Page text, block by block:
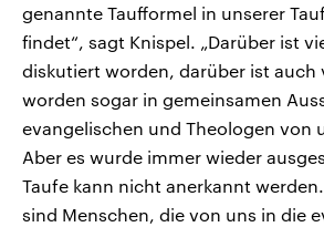
genannte Taufformel in unserer
findet“, sagt Knispel. „Darüber ist
diskutiert worden, darüber ist auch
worden sogar in gemeinsamen
evangelischen und Theologen von
Aber es wurde immer wieder
Taufe kann nicht anerkannt
sind Menschen, die von uns in die